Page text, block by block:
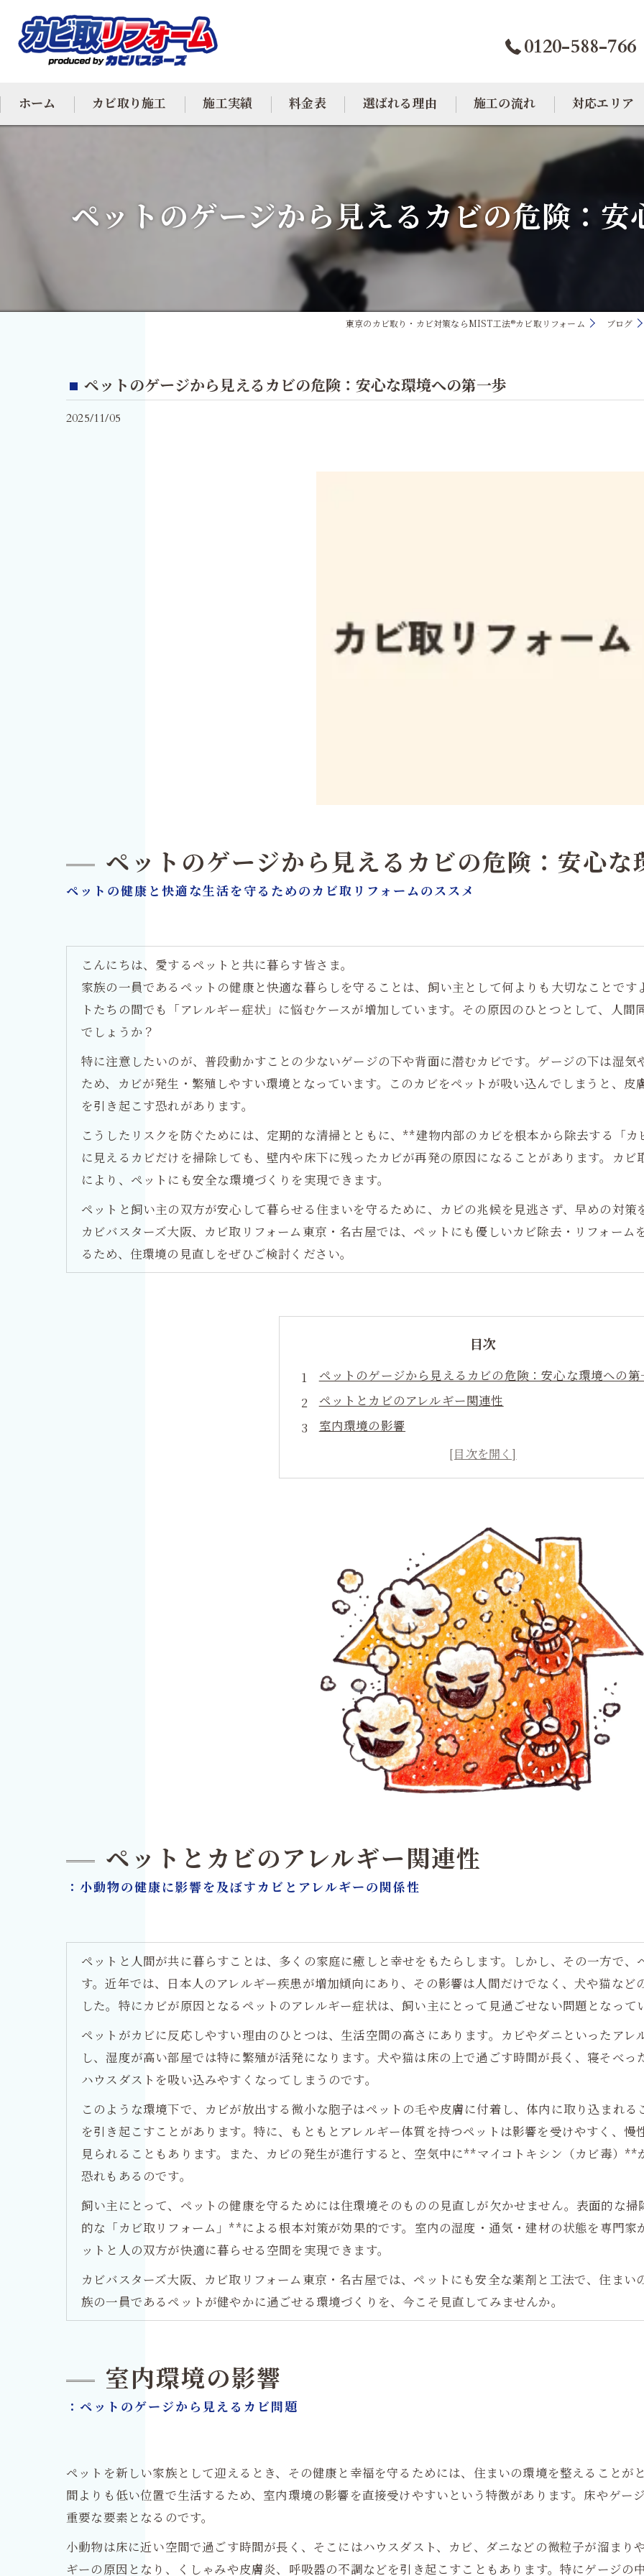
0120-588-766
ホーム カビ取り施工 施工実績 料金表 選ばれる理由 施工の流れ 対応エリア
大阪のカビ取り
東京のカビ取り
ペットのゲージから見えるカビの危険：
東京のカビ取り・カビ対策ならMIST工法®カビ取リフォーム ブログ
ペットのゲージから見えるカビの危険：安心な環境への第一歩
2025/11/05
ペットのゲージから見えるカビの危険：安心な
ペットの健康と快適な生活を守るためのカビ取リフォームのススメ
こんにちは、愛するペットと共に暮らす皆さま。
家族の一員であるペットの健康と快適な暮らしを守ることは、飼い主として何よりも大切なことで
トたちの間でも「アレルギー症状」に悩むケースが増加しています。その原因のひとつとして、人
でしょうか？
特に注意したいのが、普段動かすことの少ないゲージの下や背面に潜むカビです。ゲージの下は湿
ため、カビが発生・繁殖しやすい環境となっています。このカビをペットが吸い込んでしまうと、
を引き起こす恐れがあります。
こうしたリスクを防ぐためには、定期的な清掃とともに、**建物内部のカビを根本から除去する「
に見えるカビだけを掃除しても、壁内や床下に残ったカビが再発の原因になることがあります。カ
により、ペットにも安全な環境づくりを実現できます。
ペットと飼い主の双方が安心して暮らせる住まいを守るために、カビの兆候を見逃さず、早めの対策
カビバスターズ大阪、カビ取リフォーム東京・名古屋では、ペットにも優しいカビ除去・リフォー
るため、住環境の見直しをぜひご検討ください。
目次
ペットのゲージから見えるカビの危険：安心な環境への第
ペットとカビのアレルギー関連性
室内環境の影響
ペットのゲージ周辺のカビ対策と注意点
カビ取リフォームでペットと共に快適な生活へ
ペットとカビのアレルギー関連性
：小動物の健康に影響を及ぼすカビとアレルギーの関係性
ペットと人間が共に暮らすことは、多くの家庭に癒しと幸せをもたらします。しかし、その一方で
す。近年では、日本人のアレルギー疾患が増加傾向にあり、その影響は人間だけでなく、犬や猫な
した。特にカビが原因となるペットのアレルギー症状は、飼い主にとって見過ごせない問題となって
ペットがカビに反応しやすい理由のひとつは、生活空間の高さにあります。カビやダニといったア
し、湿度が高い部屋では特に繁殖が活発になります。犬や猫は床の上で過ごす時間が長く、寝そべ
ハウスダストを吸い込みやすくなってしまうのです。
このような環境下で、カビが放出する微小な胞子はペットの毛や皮膚に付着し、体内に取り込まれ
を引き起こすことがあります。特に、もともとアレルギー体質を持つペットは影響を受けやすく、
見られることもあります。また、カビの発生が進行すると、空気中に**マイコトキシン（カビ毒）
恐れもあるのです。
飼い主にとって、ペットの健康を守るためには住環境そのものの見直しが欠かせません。表面的な
的な「カビ取リフォーム」**による根本対策が効果的です。室内の湿度・通気・建材の状態を専門
ットと人の双方が快適に暮らせる空間を実現できます。
カビバスターズ大阪、カビ取リフォーム東京・名古屋では、ペットにも安全な薬剤と工法で、住ま
族の一員であるペットが健やかに過ごせる環境づくりを、今こそ見直してみませんか。
室内環境の影響
：ペットのゲージから見えるカビ問題
ペットを新しい家族として迎えるとき、その健康と幸福を守るためには、住まいの環境を整えることが
間よりも低い位置で生活するため、室内環境の影響を直接受けやすいという特徴があります。床やゲー
重要な要素となるのです。
小動物は床に近い空間で過ごす時間が長く、そこにはハウスダスト、カビ、ダニなどの微粒子が溜まり
ギーの原因となり、くしゃみや皮膚炎、呼吸器の不調などを引き起こすこともあります。特にゲージの